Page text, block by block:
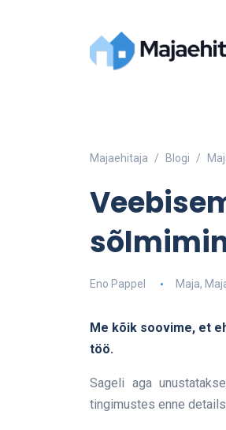
Majaehitaja Blogi
Eno Pappel Maja,
Me kõik soovime, et
töö.
Sageli aga
tingimustes enne